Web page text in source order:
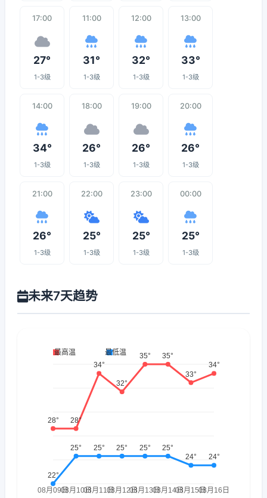
17:00
27°
1-3级
11:00
31°
1-3级
12:00
32°
1-3级
13:00
33°
1-3级
14:00
34°
1-3级
18:00
26°
1-3级
19:00
26°
1-3级
20:00
26°
1-3级
21:00
26°
1-3级
22:00
25°
1-3级
23:00
25°
1-3级
00:00
25°
1-3级
未来7天趋势